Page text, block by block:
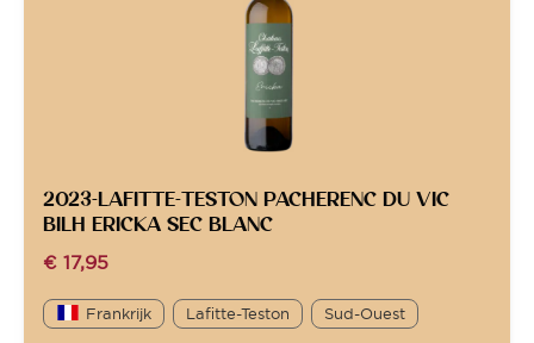
2023-LAFITTE-TESTON PACHERENC DU VIC
BILH ERICKA SEC BLANC
€ 17,95
Frankrijk Lafitte-Teston Sud-Ouest